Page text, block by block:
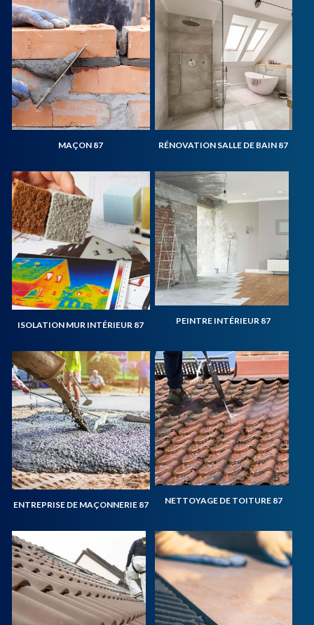
MAÇON 87 RÉNOVATION SALLE DE BAIN 87
ISOLATION MUR INTÉRIEUR 87 PEINTRE INTÉRIEUR 87
ENTREPRISE DE MAÇONNERIE 87 NETTOYAGE DE TOITURE 87